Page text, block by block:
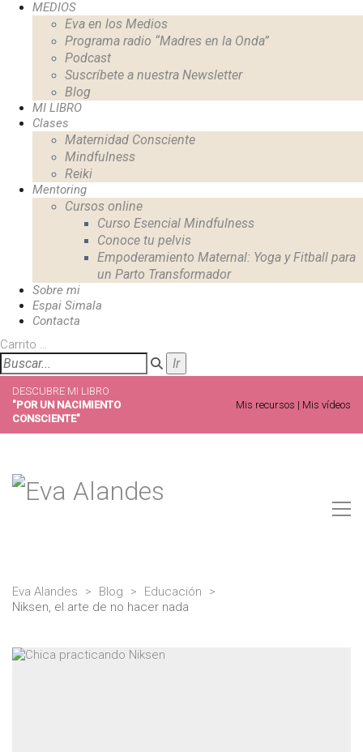
MEDIOS
Eva en los Medios
Programa radio “Madres en la Onda”
Podcast
Suscríbete a nuestra Newsletter
Blog
MI LIBRO
Clases
Maternidad Consciente
Mindfulness
Reiki
Mentoring
Cursos online
Curso Esencial Mindfulness
Conoce tu pelvis
Empoderamiento Maternal: Yoga y Fitball para
un Parto Transformador
Sobre mi
Espai Simala
Contacta
Carrito
DESCUBRE MI LIBRO
"POR UN NACIMIENTO
CONSCIENTE"
Mis recursos | Mis vídeos
Eva Alandes > Blog > Educación
>
Niksen, el arte de no hacer nada